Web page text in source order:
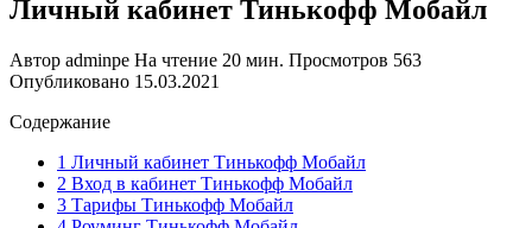
Личный кабинет Тинькофф Мобайл
Автор adminpe На чтение 20 мин. Просмотров 563
Опубликовано 15.03.2021
Содержание
1 Личный кабинет Тинькофф Мобайл
2 Вход в кабинет Тинькофф Мобайл
3 Тарифы Тинькофф Мобайл